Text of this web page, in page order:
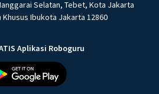
Selatan, Tebet, Kota Jakarta
Khusus Ibukota Jakarta 12860
Aplikasi Roboguru